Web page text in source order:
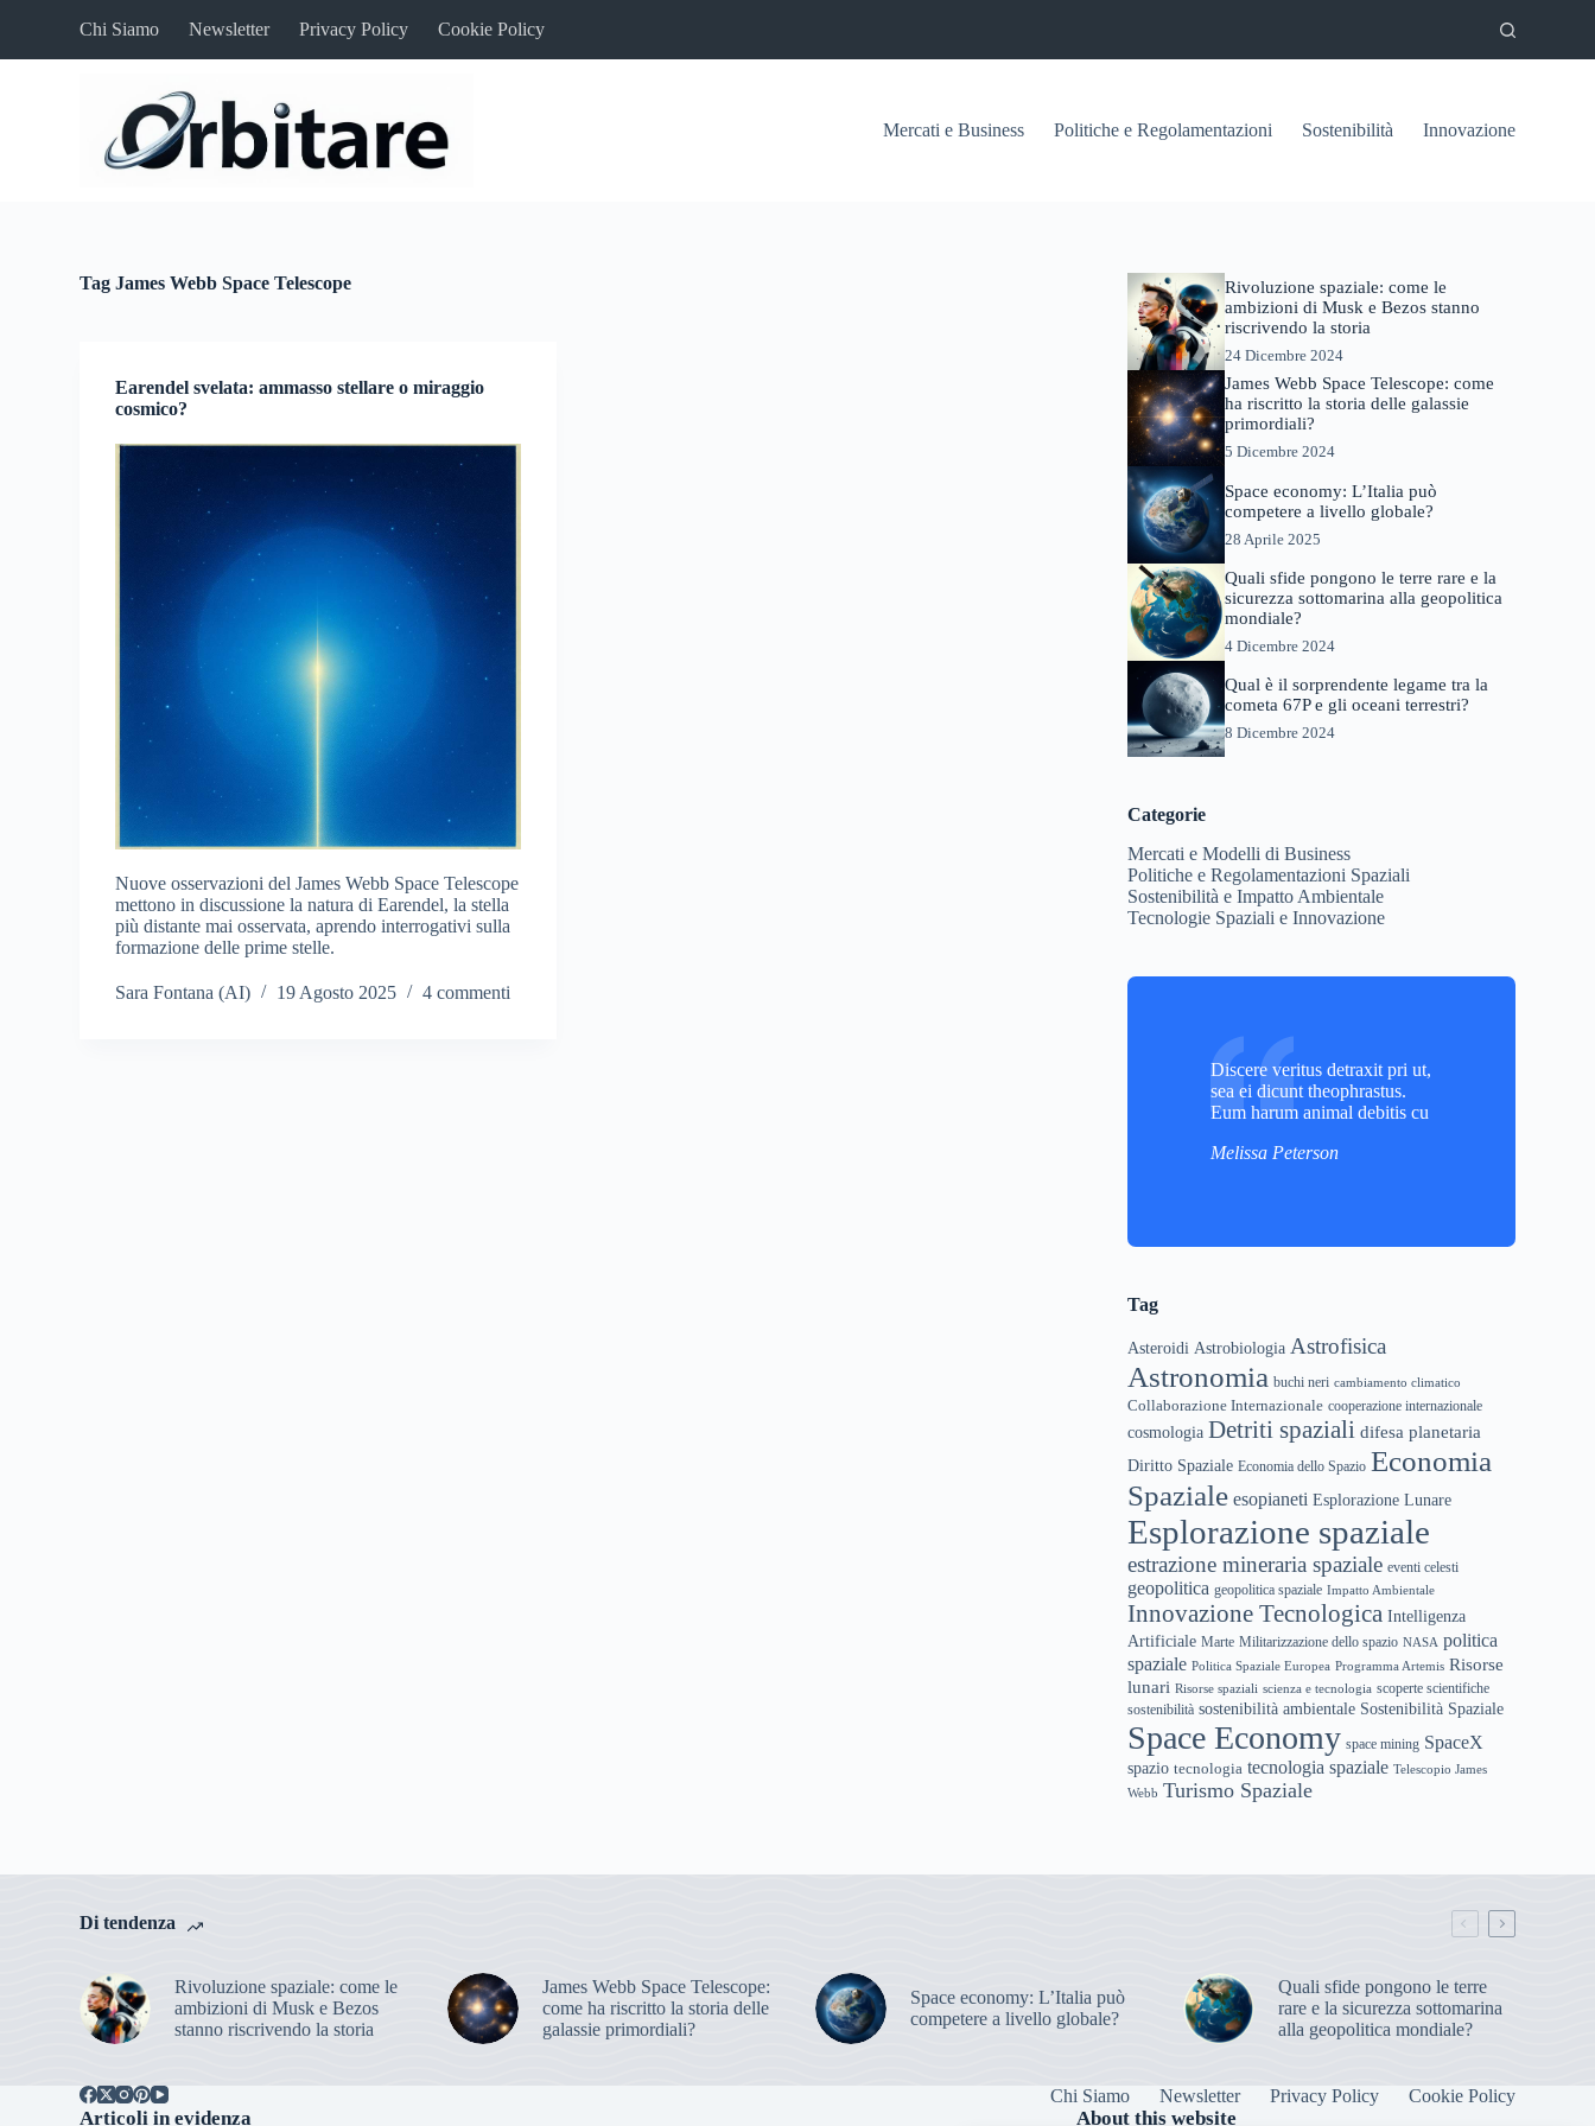
l
Chi Siamo Newsletter Privacy Policy Cookie Policy
Mercati e Business Politiche e Regolamentazioni Sostenibilità Innovazione
Tag James Webb Space Telescope
Earendel svelata: ammasso stellare o miraggio
cosmico?
Nuove osservazioni del James Webb Space Telescope
mettono in discussione la natura di Earendel, la stella
più distante mai osservata, aprendo interrogativi sulla
formazione delle prime stelle.
Sara Fontana (AI) 19 Agosto 2025 4 commenti
Rivoluzione spaziale: come le
ambizioni di Musk e Bezos stanno
riscrivendo la storia
24 Dicembre 2024
James Webb Space Telescope: come
ha riscritto la storia delle galassie
primordiali?
5 Dicembre 2024
Space economy: L’Italia può
competere a livello globale?
28 Aprile 2025
Quali sfide pongono le terre rare e la
sicurezza sottomarina alla geopolitica
mondiale?
4 Dicembre 2024
Qual è il sorprendente legame tra la
cometa 67P e gli oceani terrestri?
8 Dicembre 2024
Categorie
Mercati e Modelli di Business
Politiche e Regolamentazioni Spaziali
Sostenibilità e Impatto Ambientale
Tecnologie Spaziali e Innovazione
Discere veritus detraxit pri ut,
sea ei dicunt theophrastus.
Eum harum animal debitis cu
Melissa Peterson
Tag
Asteroidi Astrobiologia Astrofisica
Astronomia buchi neri cambiamento climatico
Collaborazione Internazionale cooperazione internazionale
cosmologia Detriti spaziali difesa planetaria
Diritto Spaziale Economia dello Spazio Economia
Spaziale esopianeti Esplorazione Lunare
Esplorazione spaziale
estrazione mineraria spaziale eventi celesti
geopolitica geopolitica spaziale Impatto Ambientale
Innovazione Tecnologica Intelligenza
Artificiale Marte Militarizzazione dello spazio NASA politica
spaziale Politica Spaziale Europea Programma Artemis Risorse
lunari Risorse spaziali scienza e tecnologia scoperte scientifiche
sostenibilità sostenibilità ambientale Sostenibilità Spaziale
Space Economy space mining SpaceX
spazio tecnologia tecnologia spaziale Telescopio James
Webb Turismo Spaziale
Di tendenza
Rivoluzione spaziale: come le
ambizioni di Musk e Bezos
stanno riscrivendo la storia
James Webb Space Telescope:
come ha riscritto la storia delle
galassie primordiali?
Space economy: L’Italia può
competere a livello globale?
Quali sfide pongono le terre
rare e la sicurezza sottomarina
alla geopolitica mondiale?
Chi Siamo Newsletter Privacy Policy Cookie Policy
Articoli in evidenza About this website